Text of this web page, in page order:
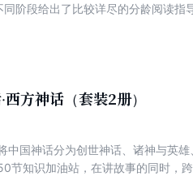
阶段给出了比较详尽的分龄阅读指
方神话（套装2册）
节知识加油站，在讲故事的同时，